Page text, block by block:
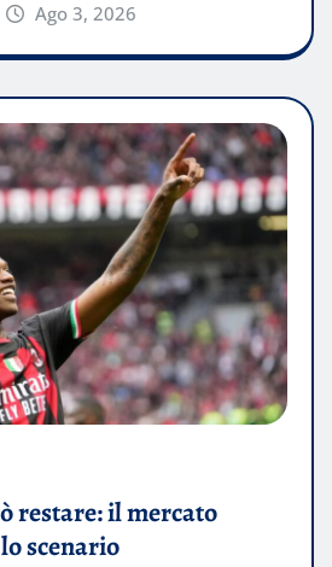
Ago 3, 2026
restare: il mercato
scenario